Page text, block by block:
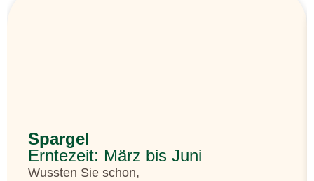
Spargel
Erntezeit: März bis Juni
Wussten Sie schon,